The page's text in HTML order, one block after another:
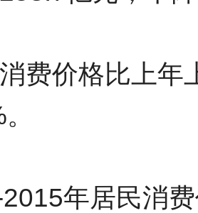
费价格比上年
年居民消